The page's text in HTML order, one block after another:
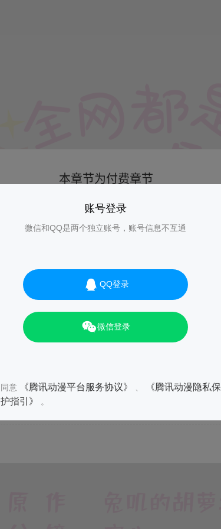
账号登录
微信和QQ是两个独立账号，账号信息不互通
QQ登录
微信登录
同意 《腾讯动漫平台服务协议》
《腾讯动漫隐私保
护指引》
。